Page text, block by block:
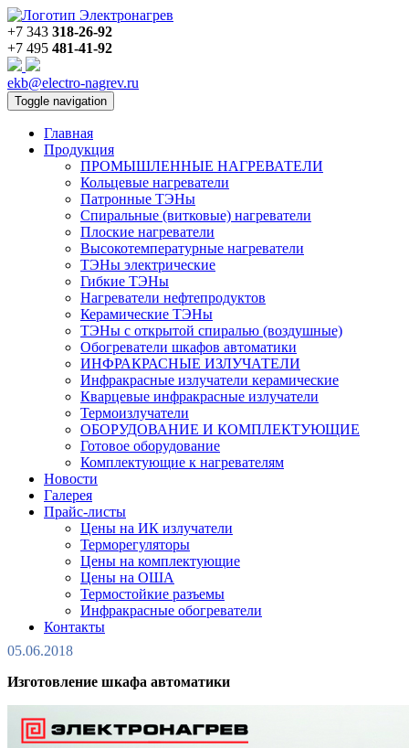
+7 343 318-26-92
+7 495 481-41-92
ekb@electro-nagrev.ru
Toggle navigation
Главная
Продукция
ПРОМЫШЛЕННЫЕ НАГРЕВАТЕЛИ
Кольцевые нагреватели
Патронные ТЭНы
Спиральные (витковые) нагреватели
Плоские нагреватели
Высокотемпературные нагреватели
ТЭНы электрические
Гибкие ТЭНы
Нагреватели нефтепродуктов
Керамические ТЭНы
ТЭНы с открытой спиралью (воздушные)
Обогреватели шкафов автоматики
ИНФРАКРАСНЫЕ ИЗЛУЧАТЕЛИ
Инфракрасные излучатели керамические
Кварцевые инфракрасные излучатели
Термоизлучатели
ОБОРУДОВАНИЕ И КОМПЛЕКТУЮЩИЕ
Готовое оборудование
Комплектующие к нагревателям
Новости
Галерея
Прайс-листы
Цены на ИК излучатели
Терморегуляторы
Цены на комплектующие
Цены на ОША
Термостойкие разъемы
Инфракрасные обогреватели
Контакты
05.06.2018
Изготовление шкафа автоматики